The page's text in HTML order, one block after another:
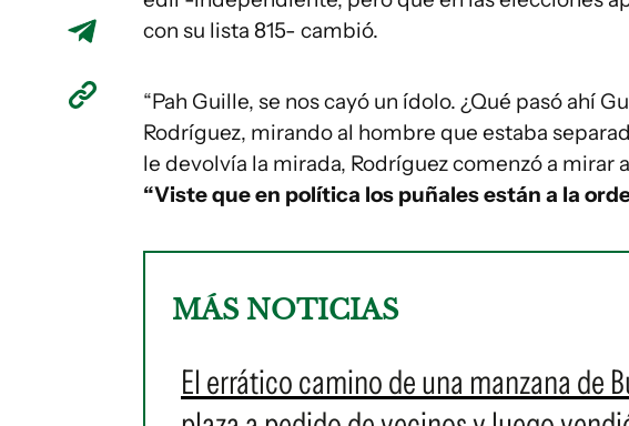
con su lista 815- cambió.
“Pah Guille, se nos cayó un ídolo. ¿Qué pasó ahí
Rodríguez, mirando al hombre que estaba
le devolvía la mirada, Rodríguez comenzó a mirar
“Viste que en política los puñales están a la
MÁS NOTICIAS
El errático camino de una manzana de